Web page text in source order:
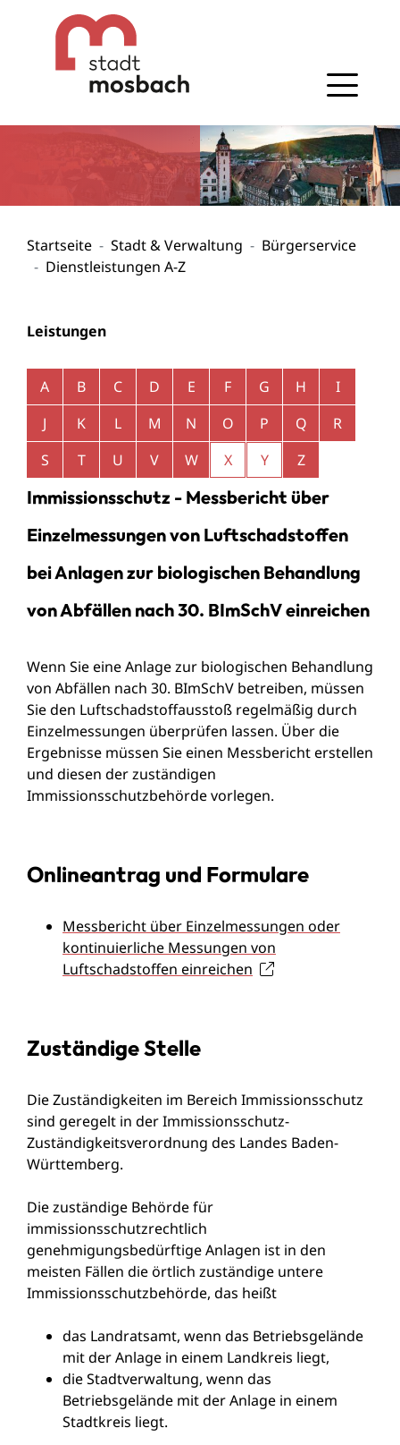
Gehe zum Navigationsbereich
Gehe zum Inhalt
Startseite Stadt & Verwaltung
Bürgerservice
Dienstleistungen A-Z
Leistungen
Alphabetisches Register überspringen
A B C D E F G H
I
J
K L M N O P Q
R
S
T U V W X Y Z
Immissionsschutz - Messbericht über
Einzelmessungen von Luftschadstoffen
bei Anlagen zur biologischen Behandlung
von Abfällen nach 30. BImSchV einreichen
Wenn Sie eine Anlage zur biologischen Behandlung
von Abfällen nach 30. BImSchV betreiben, müssen
Sie den Luftschadstoffausstoß regelmäßig durch
Einzelmessungen überprüfen lassen. Über die
Ergebnisse müssen Sie einen Messbericht erstellen
und diesen der zuständigen
Immissionsschutzbehörde vorlegen.
Onlineantrag und Formulare
Messbericht über Einzelmessungen oder
kontinuierliche Messungen von
Luftschadstoffen einreichen
Zuständige Stelle
Die Zuständigkeiten im Bereich Immissionsschutz
sind geregelt in der Immissionsschutz-
Zuständigkeitsverordnung des Landes Baden-
Württemberg.
Die zuständige Behörde für
immissionsschutzrechtlich
genehmigungsbedürftige Anlagen ist in den
meisten Fällen die örtlich zuständige untere
Immissionsschutzbehörde, das heißt
das Landratsamt, wenn das Betriebsgelände
mit der Anlage in einem Landkreis liegt,
die Stadtverwaltung, wenn das
Betriebsgelände mit der Anlage in einem
Stadtkreis liegt.